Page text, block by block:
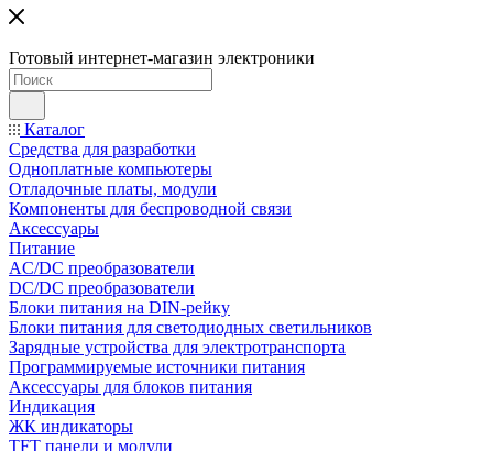
Готовый интернет-магазин электроники
Каталог
Средства для разработки
Одноплатные компьютеры
Отладочные платы, модули
Компоненты для беспроводной связи
Аксессуары
Питание
AC/DC преобразователи
DC/DC преобразователи
Блоки питания на DIN-рейку
Блоки питания для светодиодных светильников
Зарядные устройства для электротранспорта
Программируемые источники питания
Аксессуары для блоков питания
Индикация
ЖК индикаторы
TFT панели и модули